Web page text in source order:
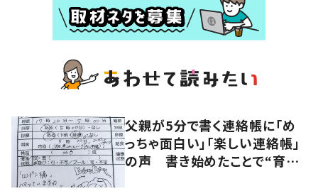
父親が5分で書く連絡帳に「め
っちゃ面白い」「楽しい連絡帳」
の声 書き始めたことで“育児